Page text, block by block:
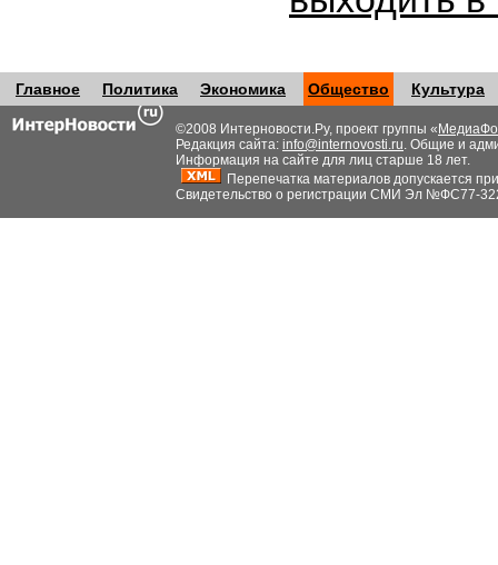
Главное Политика Экономика Общество Культура
©2008 Интерновости.Ру, проект группы «
Редакция сайта: info@internovosti.ru. Общие и
Информация на сайте для лиц старше 18 лет.
Перепечатка материалов допускается
Свидетельство о регистрации СМИ Эл №ФС77-